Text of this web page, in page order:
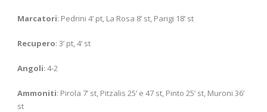
Marcatori: Pedrini 4’ pt, La Rosa 8’ st, Parigi 18’ st
Recupero: 3’ pt, 4’ st
Angoli: 4-2
Ammoniti: Pirola 7’ st, Pitzalis 25’ e 47 st, Pinto 25’ st, Muroni 36’
st